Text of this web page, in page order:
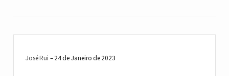
José Rui 24 de Janeiro de 2023